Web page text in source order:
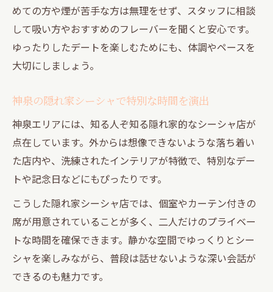
めての方や煙が苦手な方は無理をせず、スタッフに相談
して吸い方やおすすめのフレーバーを聞くと安心です。
ゆったりしたデートを楽しむためにも、体調やペースを
大切にしましょう。
神泉の隠れ家シーシャで特別な時間を演出
神泉エリアには、知る人ぞ知る隠れ家的なシーシャ店が
点在しています。外からは想像できないような落ち着い
た店内や、洗練されたインテリアが特徴で、特別なデー
トや記念日などにもぴったりです。
こうした隠れ家シーシャ店では、個室やカーテン付きの
席が用意されていることが多く、二人だけのプライベー
トな時間を確保できます。静かな空間でゆっくりとシー
シャを楽しみながら、普段は話せないような深い会話が
できるのも魅力です。